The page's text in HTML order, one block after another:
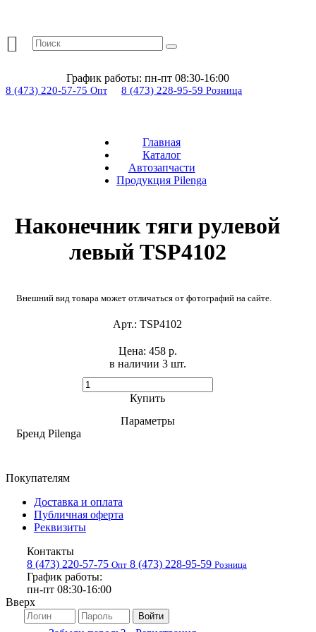
График работы: пн-пт 08:30-16:00
8 (473) 220-57-75 Опт 8 (473) 228-95-59 Розница
Главная
Каталог
Автозапчасти
Продукция Pilenga
Наконечник тяги рулевой
левый TSP4102
Внешний вид товара может отличаться от фотографий на сайте.
Арт.: TSP4102
в наличии 3 шт. ​
Цена: 458 р.
Купить
Параметры
Бренд Pilenga
Покупателям
Доставка и оплата
Публичная оферта
Реквизиты
Контакты
8 (473) 220-57-75 Опт 8 (473) 228-95-59 Розница
График работы:
пн-пт 08:30-16:00
Вверх
Войти